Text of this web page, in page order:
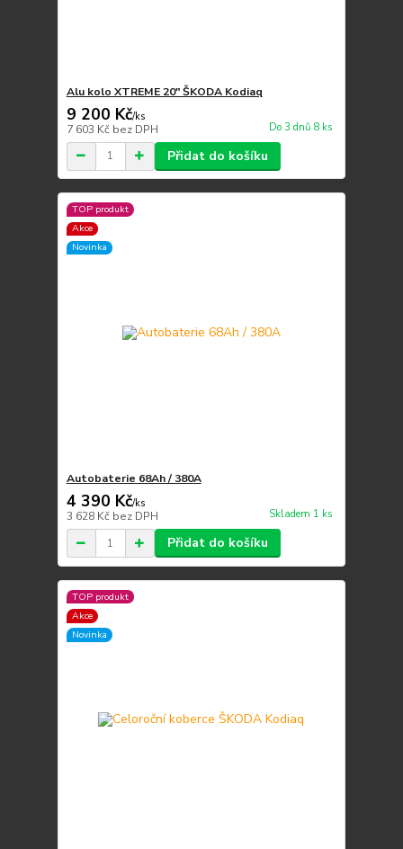
Alu kolo XTREME 20" ŠKODA Kodiaq
9 200 Kč/ks
7 603 Kč bez DPH Do 3 dnů 8 ks
Přidat do košíku
TOP produkt
Akce
Novinka
Autobaterie 68Ah / 380A
4 390 Kč/ks
3 628 Kč bez DPH Skladem 1 ks
Přidat do košíku
TOP produkt
Akce
Novinka